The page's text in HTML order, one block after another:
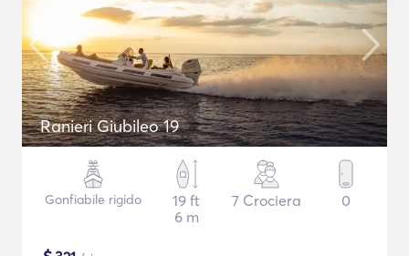
Ranieri Giubileo 19
Gonfiabile rigido
19 ft
6 m
7 Crociera 0